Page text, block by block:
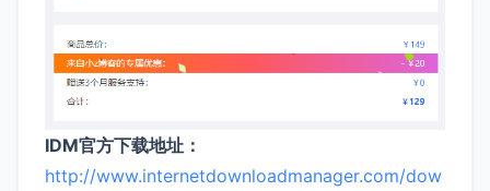
IDM官方下载地址：
http://www.internetdownloadmanager.com/dow